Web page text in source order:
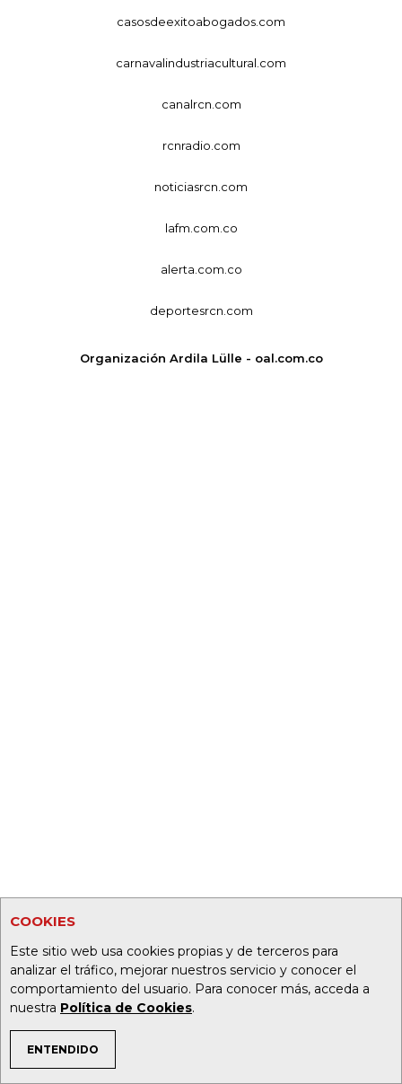
COOKIES
Este sitio web usa cookies propias y de terceros para
analizar el tráfico, mejorar nuestros servicio y conocer el
comportamiento del usuario. Para conocer más, acceda a
nuestra Política de Cookies.
ENTENDIDO
TEMAS DE INTERÉS
casosdeexitoabogados.com
carnavalindustriacultural.com
canalrcn.com
rcnradio.com
noticiasrcn.com
lafm.com.co
alerta.com.co
deportesrcn.com
Organización Ardila Lülle - oal.com.co